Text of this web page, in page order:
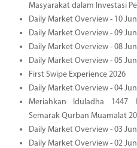
Masyarakat dalam Investasi
Daily Market Overview - 10
Daily Market Overview - 09
Daily Market Overview - 08
Daily Market Overview - 05
First Swipe Experience 2026
Daily Market Overview - 04
Meriahkan Iduladha 1447
Semarak Qurban Muamalat
Daily Market Overview - 03
Daily Market Overview - 02